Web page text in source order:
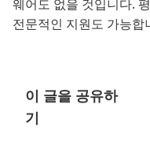
웨어도 없을 것입니다.
전문적인 지원도 가능합
이 글을 공유하
기